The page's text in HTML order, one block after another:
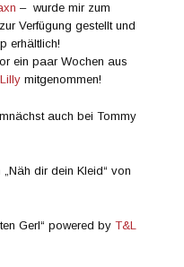
– wurde mir zum
Verfügung gestellt und
erhältlich!
ein paar Wochen aus
mitgenommen!
auch bei Tommy
dir dein Kleid“ von
Gerl“ powered byT&L